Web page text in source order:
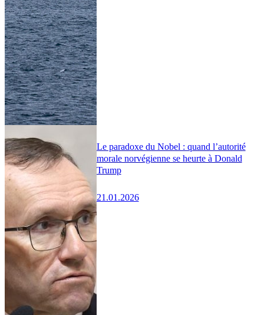
Le paradoxe du Nobel : quand l’autorité
morale norvégienne se heurte à Donald
Trump
21.01.2026